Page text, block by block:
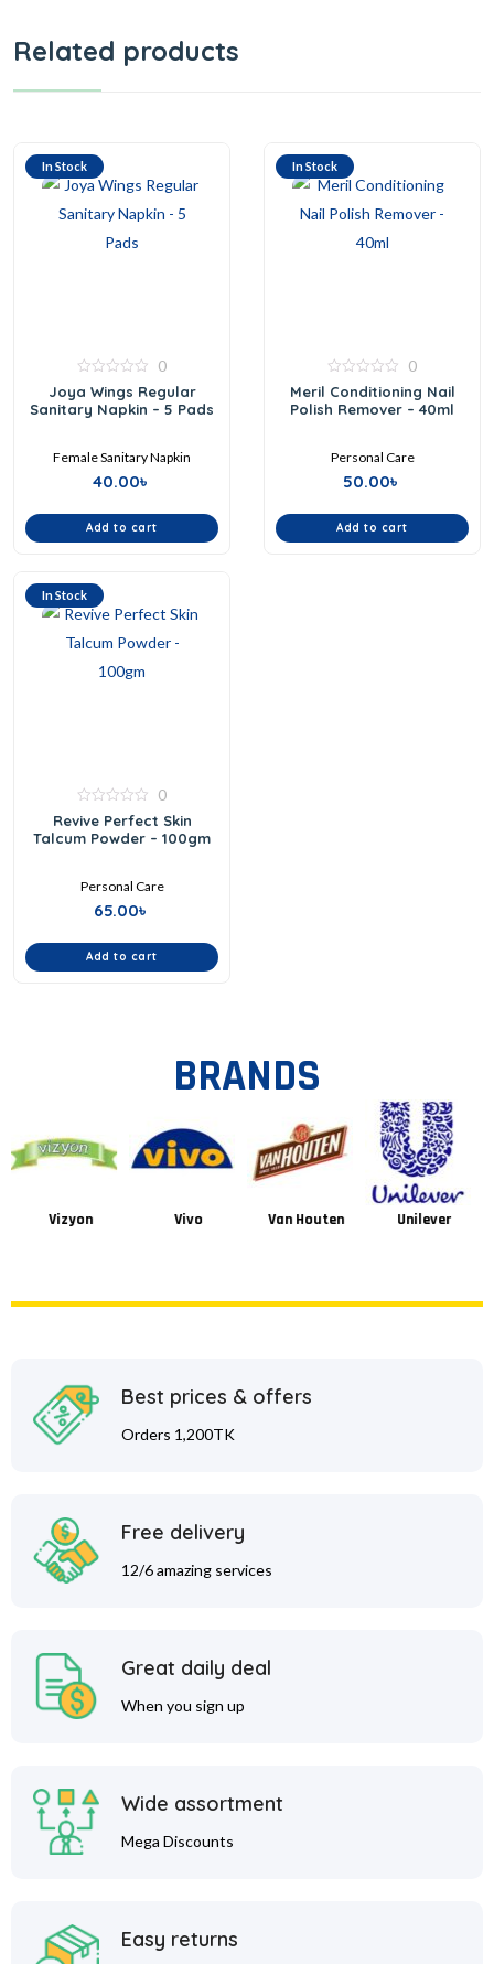
Related products
In Stock
out
of
0
Joya Wings Regular
Sanitary Napkin – 5 Pads
Female Sanitary Napkin
40.00৳
Add to cart
In Stock
0
out
of
0
Meril Conditioning Nail
Polish Remover – 40ml
Personal Care
50.00৳
Add to cart
In Stock
0
out
of
0
Revive Perfect Skin
Talcum Powder – 100gm
Personal Care
65.00৳
Add to cart
BRANDS
Vizyon Vivo Van Houten Unilever
Best prices & offers
Orders 1,200TK
Free delivery
12/6 amazing services
Great daily deal
When you sign up
Wide assortment
Mega Discounts
Easy returns